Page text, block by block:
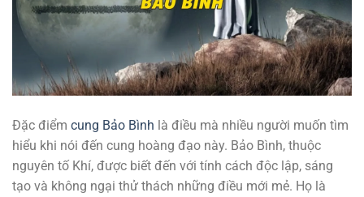
Đặc điểm cung Bảo Bình là điều mà nhiều người muốn tìm
hiểu khi nói đến cung hoàng đạo này. Bảo Bình, thuộc
nguyên tố Khí, được biết đến với tính cách độc lập, sáng
tạo và không ngại thử thách những điều mới mẻ. Họ là